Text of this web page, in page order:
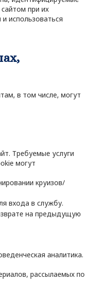
при их
использоваться
в том числе, могут
Требуемые услуги
могут
круизов/
входа в службу.
на предыдущую
аналитика.
рассылаемых по